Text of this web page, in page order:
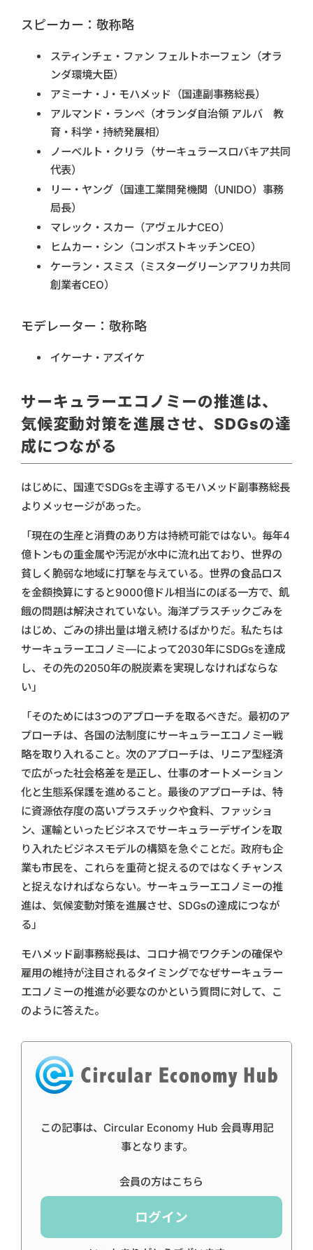
スピーカー：敬称略
スティンチェ・ファン フェルトホーフェン（オラ
ンダ環境大臣）
アミーナ・J・モハメッド（国連副事務総長）
アルマンド・ランぺ（オランダ自治領 アルバ 教
育・科学・持続発展相）
ノーベルト・クリラ（サーキュラースロバキア共同
代表）
リー・ヤング（国連工業開発機関（UNIDO）事務
局長）
マレック・スカー（アヴェルナCEO）
ヒムカー・シン（コンポストキッチンCEO）
ケーラン・スミス（ミスターグリーンアフリカ共同
創業者CEO）
モデレーター：敬称略
イケーナ・アズイケ
サーキュラーエコノミーの推進は、
気候変動対策を進展させ、SDGsの達
成につながる
はじめに、国連でSDGsを主導するモハメッド副事務総長
よりメッセージがあった。
「現在の生産と消費のあり方は持続可能ではない。毎年4
億トンもの重金属や汚泥が水中に流れ出ており、世界の
貧しく脆弱な地域に打撃を与えている。世界の食品ロス
を金額換算にすると9000億ドル相当にのぼる一方で、飢
餓の問題は解決されていない。海洋プラスチックごみを
はじめ、ごみの排出量は増え続けるばかりだ。私たちは
サーキュラーエコノミ―によって2030年にSDGsを達成
し、その先の2050年の脱炭素を実現しなければならな
い」
「そのためには3つのアプローチを取るべきだ。最初のア
プローチは、各国の法制度にサーキュラーエコノミー戦
略を取り入れること。次のアプローチは、リニア型経済
で広がった社会格差を是正し、仕事のオートメーション
化と生態系保護を進めること。最後のアプローチは、特
に資源依存度の高いプラスチックや食料、ファッショ
ン、運輸といったビジネスでサーキュラーデザインを取
り入れたビジネスモデルの構築を急ぐことだ。政府も企
業も市民を、これらを重荷と捉えるのではなくチャンス
と捉えなければならない。サーキュラーエコノミーの推
進は、気候変動対策を進展させ、SDGsの達成につなが
る」
モハメッド副事務総長は、コロナ禍でワクチンの確保や
雇用の維持が注目されるタイミングでなぜサーキュラー
エコノミーの推進が必要なのかという質問に対して、こ
のように答えた。
この記事は、Circular Economy Hub 会員専用記
事となります。
会員の方はこちら
ログイン